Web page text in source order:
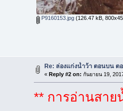
P9160153.jpg(126.47 kB,
Re: ล่องแก่งน้ำว้า ตอนบน ต
« Reply #2 on: กันยายน 19,
** การอ่านสาย